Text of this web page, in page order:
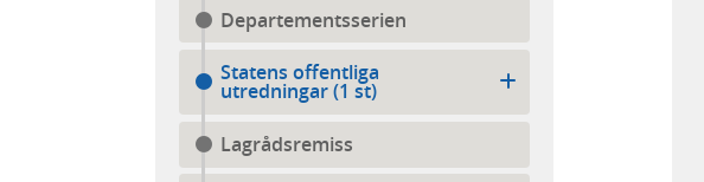
Departementsserien
Statens offentliga
utredningar (1 st)
Lagrådsremiss